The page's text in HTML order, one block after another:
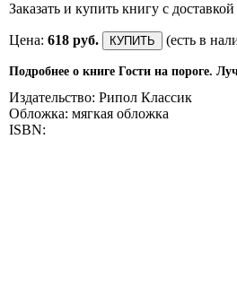
Заказать и купить книгу с
Цена: 618 руб. (есть в
Подробнее о книге Гости на пороге.
Издательство: Рипол Классик
Обложка: мягкая обложка
ISBN: